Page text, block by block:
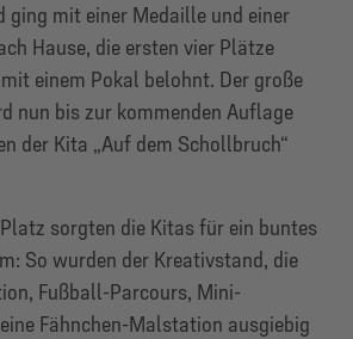
ging mit einer Medaille und einer
Hause, die ersten vier Plätze
einem Pokal belohnt. Der große
nun bis zur kommenden Auflage
der Kita „Auf dem Schollbruch“
sorgten die Kitas für ein buntes
So wurden der Kreativstand, die
Fußball-Parcours, Mini-
Fähnchen-Malstation ausgiebig